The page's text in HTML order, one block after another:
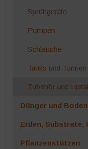
Sprühgeräte
Pumpen
Schläuche
Tanks und Tonnen
Zubehör und
Dünger und
Erden, Substrate,
Pflanzenstützen